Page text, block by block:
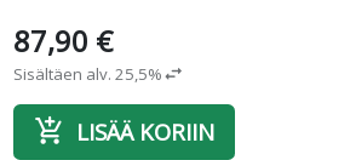
87,90 €
Sisältäen alv. 25,5%swap_horiz
add_shopping_cart LISÄÄ KORIIN